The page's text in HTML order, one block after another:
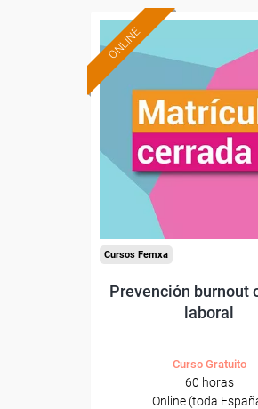
ONLINE
Cursos Femxa
Prevención burnout
laboral
Curso Gratuito
60 horas
Online (toda